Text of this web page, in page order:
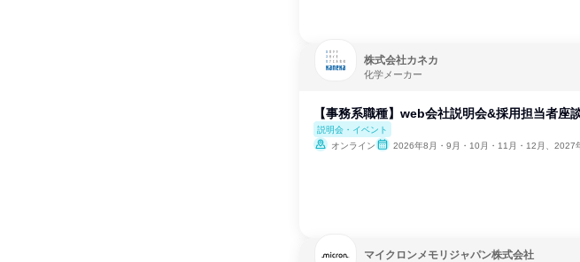
株式会社カネカ
化学メーカー
【事務系職種】web会社説明会&採用担当者座
説明会・イベント
オンライン
2026年8月・9月・10月・11月・12月、2027
マイクロンメモリジャパン株式会社